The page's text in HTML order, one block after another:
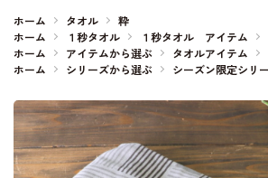
ホーム タオル
粋
ホーム
１秒タオル １秒タオル アイテム
ホーム
アイテムから選ぶ タオルアイテム
ホーム
シリーズから選ぶ シーズン限定シリ